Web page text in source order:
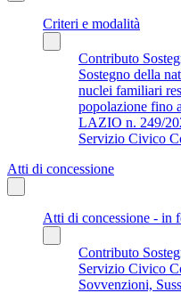
Criteri e modalità
Contributo
Sostegno della
nuclei familiari
popolazione fino
LAZIO n. 249/
Servizio Civico
Atti di concessione
Atti di concessione - in
Contributo
Servizio Civico
Sovvenzioni,